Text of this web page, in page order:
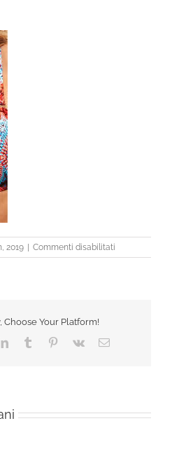
2019 Commenti disabilitati
6626
Choose Your Platform!
LinkedInTumblr Pinterest
Vk Email